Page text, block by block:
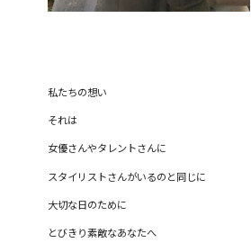
私たちの想い
それは
女優さんやタレントさんに
スタイリストさんがいるのと同じに
大切な日のために
とびきり素敵なあなたへ